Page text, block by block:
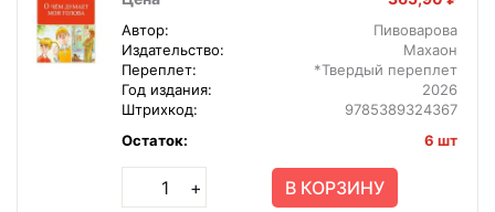
Автор:
Пивоварова
Издательство:
Махаон
Переплет:
*Твердый переплет
Год издания:
2026
Штрихкод:
9785389324367
Остаток:
6 шт
+ В КОРЗИНУ